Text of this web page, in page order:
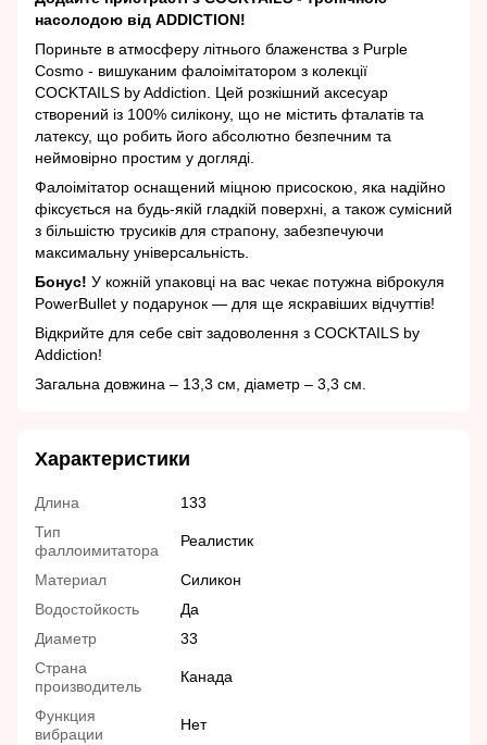
насолодою від ADDICTION!
Пориньте в атмосферу літнього блаженства з Purple
Cosmo - вишуканим фалоімітатором з колекції
COCKTAILS by Addiction. Цей розкішний аксесуар
створений із 100% силікону, що не містить фталатів та
латексу, що робить його абсолютно безпечним та
неймовірно простим у догляді.
Фалоімітатор оснащений міцною присоскою, яка надійно
фіксується на будь-якій гладкій поверхні, а також сумісний
з більшістю трусиків для страпону, забезпечуючи
максимальну універсальність.
Бонус! У кожній упаковці на вас чекає потужна віброкуля
PowerBullet у подарунок — для ще яскравіших відчуттів!
Відкрийте для себе світ задоволення з COCKTAILS by
Addiction!
Загальна довжина – 13,3 см, діаметр – 3,3 см.
Характеристики
Длина
133
Тип
фаллоимитатора
Реалистик
Материал
Силикон
Водостойкость
Да
Диаметр
33
Страна
производитель
Канада
Функция
вибрации
Нет